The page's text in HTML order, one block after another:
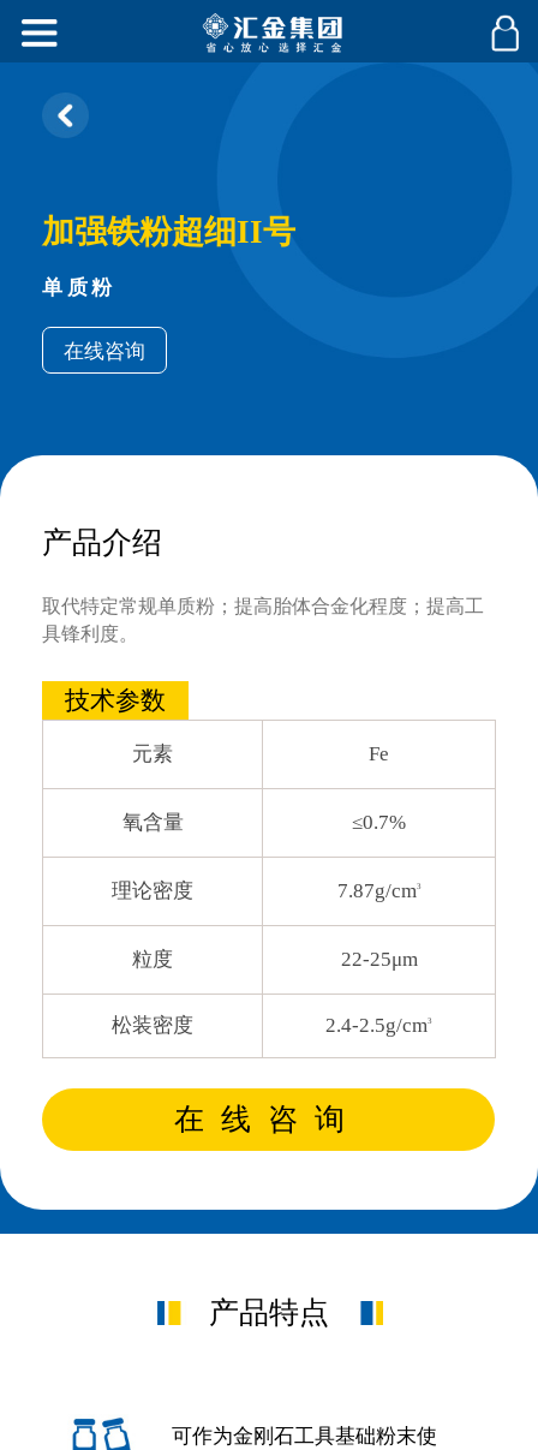
加强铁粉超细II号
单质粉
在线咨询
产品介绍
取代特定常规单质粉；提高胎体合金化程度；提高工
具锋利度。
技术参数
元素 Fe
氧含量 ≤0.7%
理论密度 7.87g/cm3
粒度 22-25μm
松装密度 2.4-2.5g/cm3
在线咨询
产品特点
可作为金刚石工具基础粉末使